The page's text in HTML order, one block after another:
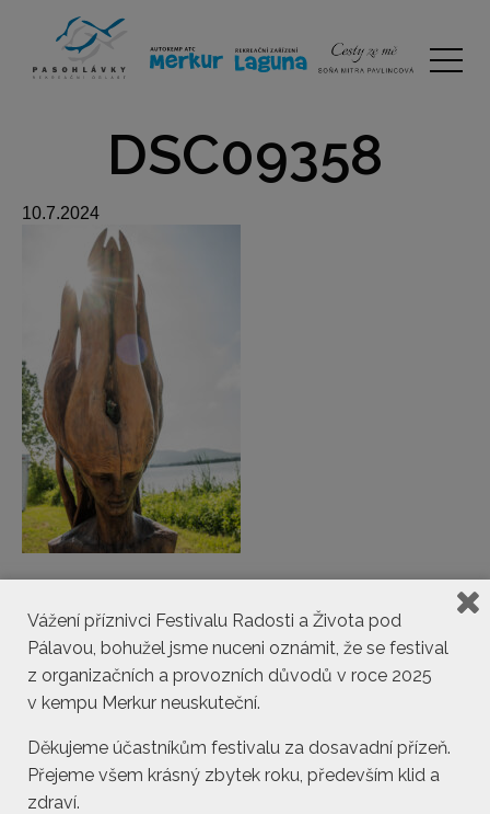
DSC09358
10.7.2024
kemp@pasohlavky.cz
Vážení příznivci Festivalu Radosti a Života pod
Pálavou, bohužel jsme nuceni oznámit, že se festival
z organizačních a provozních důvodů v roce 2025
v kempu Merkur neuskuteční.
Děkujeme účastníkům festivalu za dosavadní přízeň.
Přejeme všem krásný zbytek roku, především klid a
zdraví.